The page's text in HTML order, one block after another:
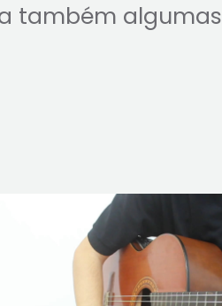
também algumas